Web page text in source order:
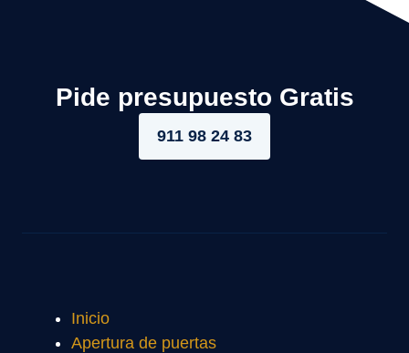
Pide presupuesto Gratis
911 98 24 83
Inicio
Apertura de puertas